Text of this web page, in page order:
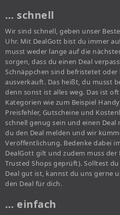
… schnell
Wir sind schnell, geben unser
Uhr. Mit DealGott bist du immer
musst weder lange auf die
sorgen, dass du einen Deal
Schnäppchen sind befristetet
ausverkauft. Das heißt, du musst
denn sonst ist alles weg. Das ist
Kategorien wie zum Beispiel
Preisfehler, Gutscheine und
schnell genug sein und einen
du den Deal melden und wir
Veröffentlichung. Bedenke dabei
DealGott gilt und zudem muss der
Trusted Shops geprüft). Solltest
Deal gut ist, kannst du uns gerne
den Deal für dich.
… einfach